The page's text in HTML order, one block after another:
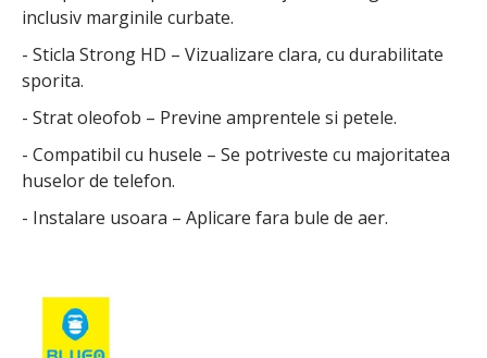
inclusiv marginile curbate.
- Sticla Strong HD – Vizualizare clara, cu durabilitate
sporita.
- Strat oleofob – Previne amprentele si petele.
- Compatibil cu husele – Se potriveste cu majoritatea
huselor de telefon.
- Instalare usoara – Aplicare fara bule de aer.